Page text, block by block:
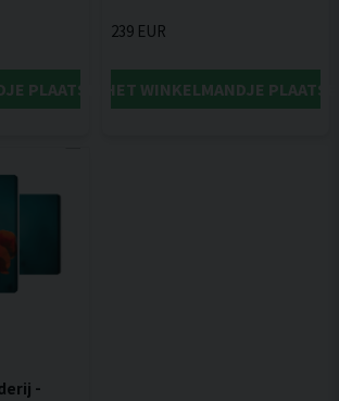
PLAATSEN
239 EUR
IN HET WINKELMANDJE
-